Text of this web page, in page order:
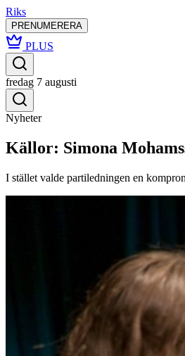
Riks
PRENUMERERA
PLUS
fredag 7 augusti
Nyheter
Källor: Simona
I stället valde partiledningen en